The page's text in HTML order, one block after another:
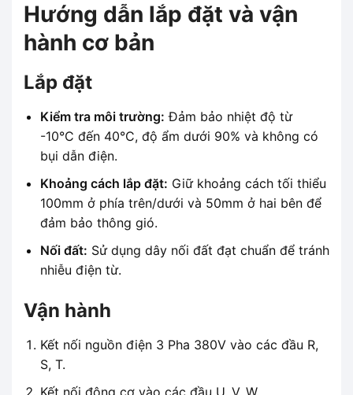
Hướng dẫn lắp đặt và vận
hành cơ bản
Lắp đặt
Kiểm tra môi trường: Đảm bảo nhiệt độ từ
-10°C đến 40°C, độ ẩm dưới 90% và không có
bụi dẫn điện.
Khoảng cách lắp đặt: Giữ khoảng cách tối thiểu
100mm ở phía trên/dưới và 50mm ở hai bên để
đảm bảo thông gió.
Nối đất: Sử dụng dây nối đất đạt chuẩn để tránh
nhiễu điện từ.
Vận hành
Kết nối nguồn điện 3 Pha 380V vào các đầu R,
S, T.
Kết nối động cơ vào các đầu U, V, W.